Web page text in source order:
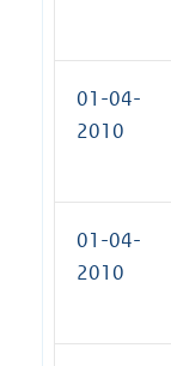
01-04-
2010
01-04-
2010